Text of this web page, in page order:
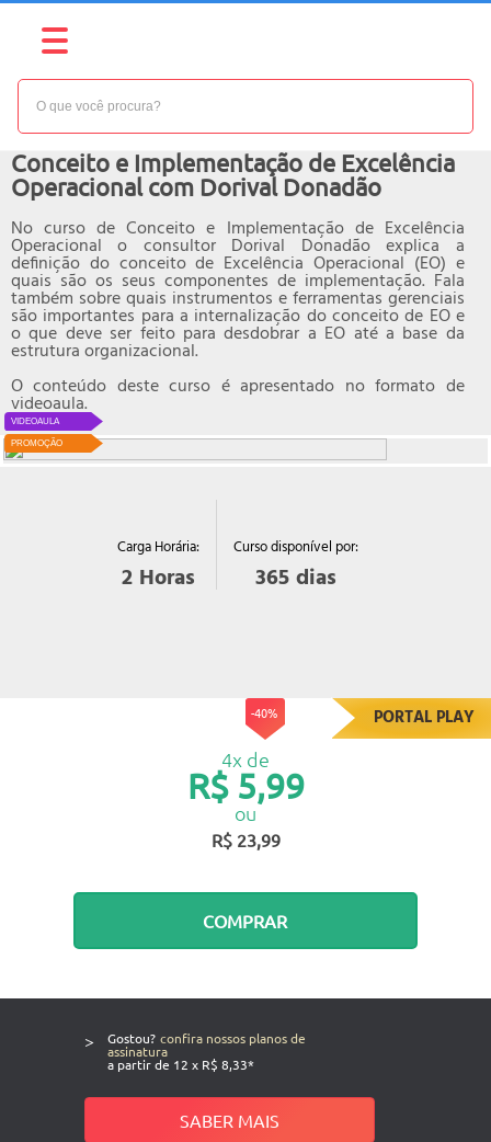
VIDEOAULA
PROMOÇÃO
Carga Horária:
2 Horas
Curso disponível por:
365 dias
NÍVEL: AVANÇADO
Conceito e Implementação de Excelência
Operacional com Dorival Donadão
No curso de Conceito e Implementação de Excelência
Operacional o consultor Dorival Donadão explica a
definição do conceito de Excelência Operacional (EO) e
quais são os seus componentes de implementação. Fala
também sobre quais instrumentos e ferramentas gerenciais
são importantes para a internalização do conceito de EO e
o que deve ser feito para desdobrar a EO até a base da
estrutura organizacional.
O conteúdo deste curso é apresentado no formato de
videoaula.
-40% PORTAL PLAY
R$ 23,99
4x de
R$ 5,99
ou
COMPRAR
> Gostou? confira nossos planos de
assinatura
a partir de 12 x R$ 8,33*
SABER MAIS